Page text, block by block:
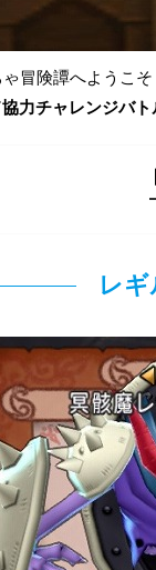
冒険譚へようこそ
力チャレンジバ
レ